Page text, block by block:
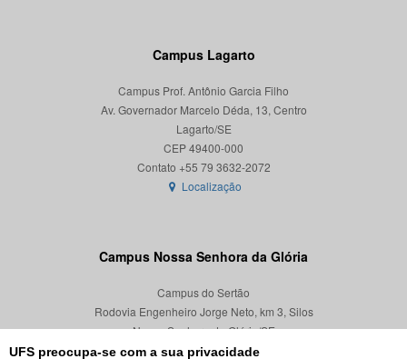
UFS preocupa-se com a sua privacidade
Campus Lagarto
Campus Prof. Antônio Garcia Filho
Av. Governador Marcelo Déda, 13, Centro
Lagarto/SE
CEP 49400-000
Localização
Campus Nossa Senhora da Glória
Campus do Sertão
Rodovia Engenheiro Jorge Neto, km 3, Silos
Nossa Senhora da Glória/SE
CEP 49680-000